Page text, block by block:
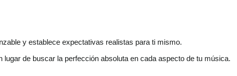
y establece expectativas realistas para ti mismo.
de buscar la perfección absoluta en cada aspecto de tu música.